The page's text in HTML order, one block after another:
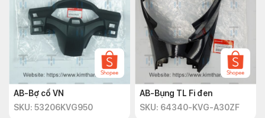
AB-Bợ cổ VN
SKU: 53206KVG950
AB-Bụng TL Fi đen
SKU: 64340-KVG-A30ZF